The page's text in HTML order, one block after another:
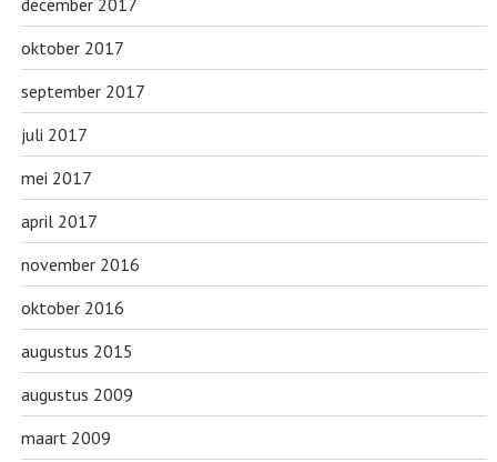
oktober 2017
september 2017
juli 2017
mei 2017
april 2017
november 2016
oktober 2016
augustus 2015
augustus 2009
maart 2009